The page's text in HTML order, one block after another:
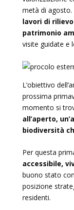
metà di agosto.
lavori di
patrimonio
visite guidate e
L’obiettivo
prossima
momento si
all’aperto,
biodiversità
Per questa
accessibile,
buono stato
posizione
residenti.